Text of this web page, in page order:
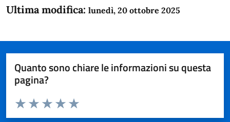
Ultima modifica: lunedì, 20 ottobre 2025
Quanto sono chiare le informazioni su questa
pagina?
Domanda
Valuta da 1 a 5 stelle la pagina
Valuta 5 stelle su 5
Valuta 4 stelle su 5
Valuta 3 stelle su 5
Valuta 2 stelle su 5
Valuta 1 stelle su 5